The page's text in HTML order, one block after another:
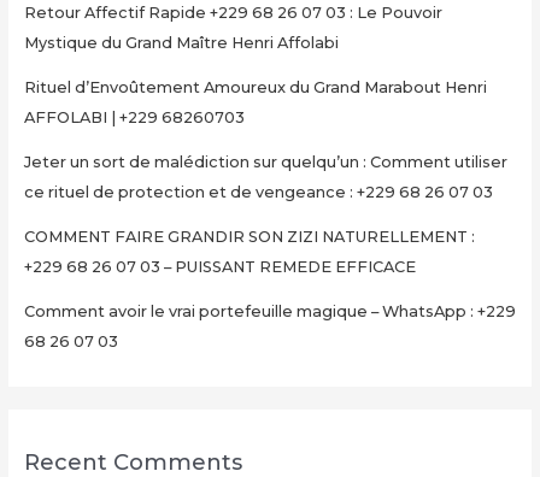
Ultra-
Rapide
Multiplier
Votre
Minutes
+229
26
07
Retour Affectif Rapide +229 68 26 07 03 : Le Pouvoir
Mystique du Grand Maître Henri Affolabi
Rituel d’Envoûtement Amoureux du Grand Marabout Henri
AFFOLABI | +229 68260703
Jeter un sort de malédiction sur quelqu’un : Comment utiliser
ce rituel de protection et de vengeance : +229 68 26 07 03
COMMENT FAIRE GRANDIR SON ZIZI NATURELLEMENT :
+229 68 26 07 03 – PUISSANT REMEDE EFFICACE
Comment avoir le vrai portefeuille magique – WhatsApp : +229
68 26 07 03
Recent Comments